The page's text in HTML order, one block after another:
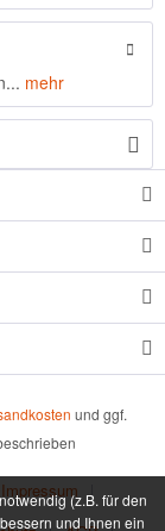
mehr
und ggf.
Impressum(z.B. für den
und Ihnen ein